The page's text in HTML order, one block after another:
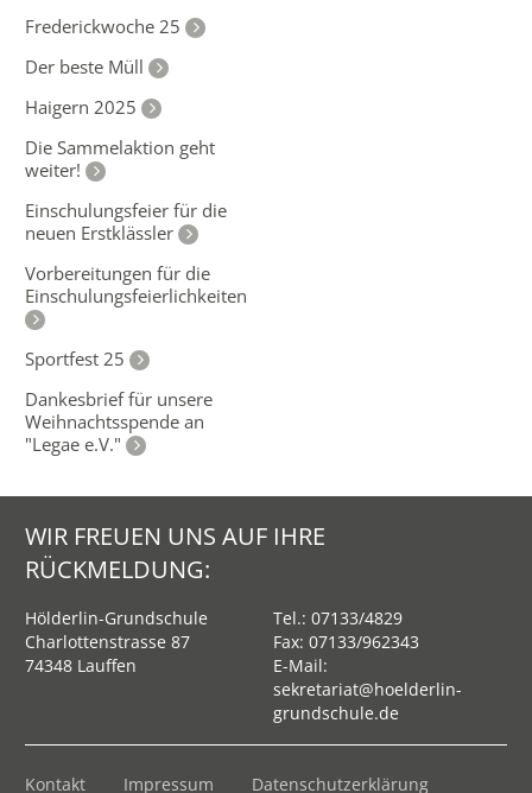
Frederickwoche 25
Der beste Müll
Haigern 2025
Die Sammelaktion geht
weiter!
Einschulungsfeier für die
neuen Erstklässler
Vorbereitungen für die
Einschulungsfeierlichkeiten
Sportfest 25
Dankesbrief für unsere
Weihnachtsspende an
"Legae e.V."
WIR FREUEN UNS AUF IHRE
RÜCKMELDUNG:
Hölderlin-Grundschule
Charlottenstrasse 87
74348 Lauffen
Tel.:07133/4829
Fax: 07133/962343
E-Mail:
sekretariat@hoelderlin-
grundschule.de
Kontakt Impressum Datenschutzerklärung